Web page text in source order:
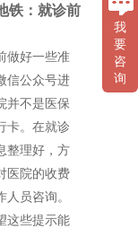
铁：就诊前
做好一些准
信公众号进
并不是医保
卡。在就诊
整理好，方
医院的收费
员咨询。
这些提示能
我
要
咨
询